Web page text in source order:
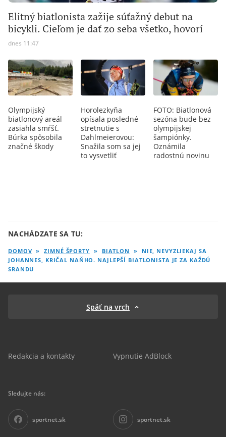
Elitný biatlonista zažije súťažný debut na
bicykli. Cieľom je dať zo seba všetko, hovorí
dnes 11:47
Olympijský
biatlonový areál
zasiahla smŕšť.
Búrka spôsobila
značné škody
Horolezkyňa
opísala posledné
stretnutie s
Dahlmeierovou:
Snažila som sa jej
to vysvetliť
FOTO: Biatlonová
sezóna bude bez
olympijskej
šampiónky.
Oznámila
radostnú novinu
NACHÁDZATE SA TU:
DOMOV » ZIMNÉ ŠPORTY » BIATLON »
NIE, NEVYZLIEKAJ SA
JOHANNES, KRIČAL NAŇHO. NAJLEPŠÍ BIATLONISTA JE ZA KAŽDÚ
SRANDU
Späť na vrch
Redakcia a kontakty Vypnutie AdBlock
Sledujte nás:
sportnet.sk sportnet.sk